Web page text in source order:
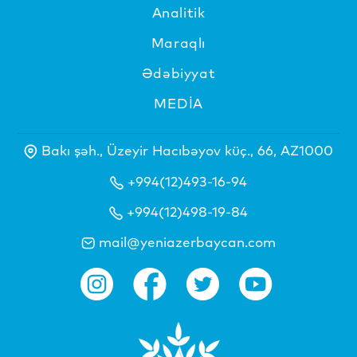
Analitik
Maraqlı
Ədəbiyyat
MEDİA
Bakı şəh., Üzeyir Hacıbəyov küç., 66, AZ1000
+994(12)493-16-94
+994(12)498-19-84
mail@yeniazerbaycan.com